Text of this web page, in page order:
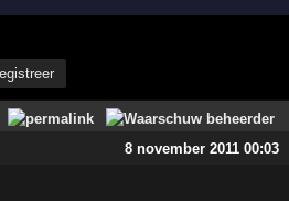
8 november 2011 00:03